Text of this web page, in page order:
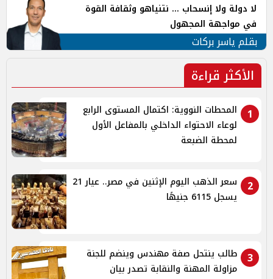
لا دولة ولا إنسحاب ... نتنياهو وثقافة القوة
في مواجهة المجهول
بقلم ياسر بركات
الأكثر قراءة
1
المحطات النووية: اكتمال المستوى الرابع
لوعاء الاحتواء الداخلي بالمفاعل الأول
لمحطة الضبعة
2
سعر الذهب اليوم الإثنين في مصر.. عيار 21
يسجل 6115 جنيهًا
3
طالب ينتحل صفة مهندس وينضم للجنة
مزاولة المهنة والنقابة تصدر بيان